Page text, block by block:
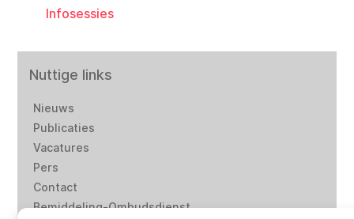
Infosessies
Nuttige links
Nieuws
Publicaties
Vacatures
Pers
Contact
Bemiddeling-Ombudsdienst